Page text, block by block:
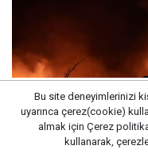
Bu site deneyimlerinizi
uyarınca çerez(cookie)
almak için Çerez
kullanarak,